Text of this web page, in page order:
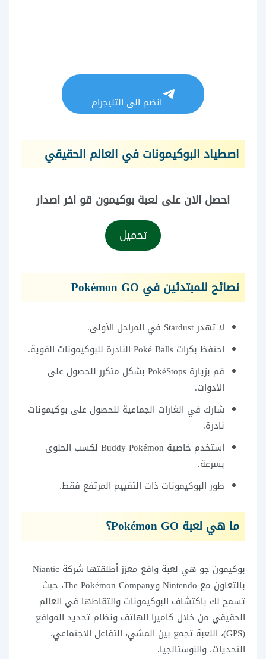
انضم الى التليجرام
اصطياد البوكيمونات في العالم الحقيقي
احصل الان على لعبة بوكيمون قو اخر اصدار
تحميل
نصائح للمبتدئين في Pokémon GO
لا تهدر Stardust في المراحل الأولى.
احتفظ بكرات Poké Balls النادرة للبوكيمونات القوية.
قم بزيارة PokéStops بشكل متكرر للحصول على
الأدوات.
شارك في الغارات الجماعية للحصول على بوكيمونات
نادرة.
استخدم خاصية Buddy Pokémon لكسب الحلوى
بسرعة.
طور البوكيمونات ذات التقييم المرتفع فقط.
ما هي لعبة Pokémon GO؟
بوكيمون جو هي لعبة واقع معزز أطلقتها شركة Niantic
بالتعاون مع Nintendo وThe Pokémon Company، حيث
تسمح لك باكتشاف البوكيمونات والتقاطها في العالم
الحقيقي من خلال كاميرا الهاتف ونظام تحديد المواقع
(GPS)، اللعبة تجمع بين المشي، التفاعل الاجتماعي،
التحديات، والنوستالجيا.